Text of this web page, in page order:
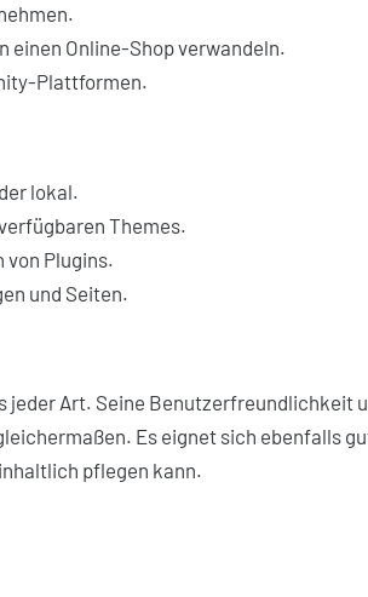
einen Online-Shop verwandeln.
Plattformen.
lokal.
Themes.
Plugins.
und Seiten.
Art. Seine Benutzerfreundlichkeit
Es eignet sich ebenfalls
pflegen kann.